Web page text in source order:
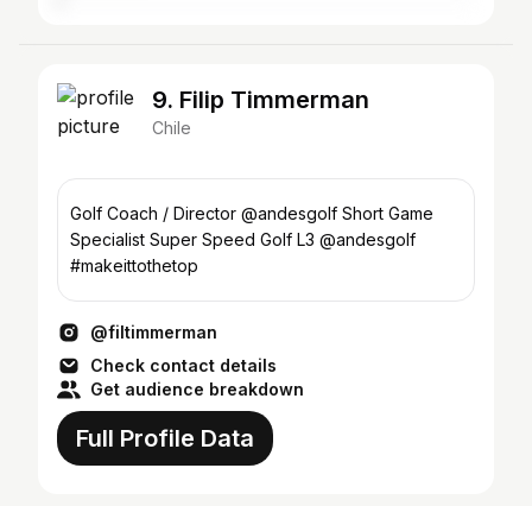
9. Filip Timmerman
Chile
Golf Coach / Director @andesgolf Short Game
Specialist Super Speed Golf L3 @andesgolf
#makeittothetop
@filtimmerman
Check contact details
Get audience breakdown
Full Profile Data